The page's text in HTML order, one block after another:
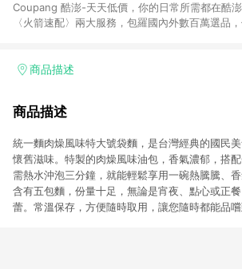
Coupang 酷澎-天天低價，你的日常所需都在酷澎
〈火箭速配〉兩大服務，包羅國內外數百萬選品
加入WOW會員告別湊免運，火箭速配、火箭跨境
商品描述
商品描述
統一麵肉燥風味特大號袋麵，是台灣經典的國民
懷舊滋味。特製的肉燥風味油包，香氣濃郁，搭
需熱水沖泡三分鐘，就能輕鬆享用一碗熱騰騰、
含有五包麵，份量十足，無論是宵夜、點心或正
蕾。常溫保存，方便隨時取用，讓您隨時都能品嚐